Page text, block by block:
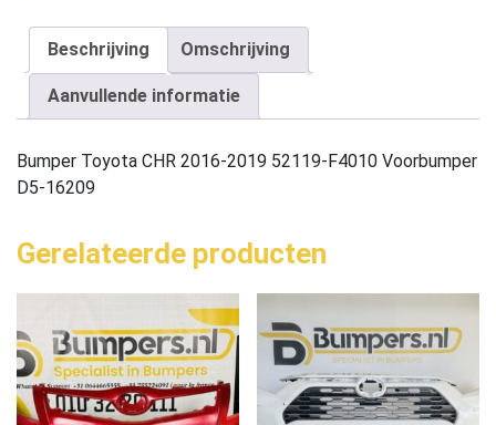
Beschrijving Omschrijving
Aanvullende informatie
Bumper Toyota CHR 2016-2019 52119-F4010 Voorbumper
D5-16209
Gerelateerde producten